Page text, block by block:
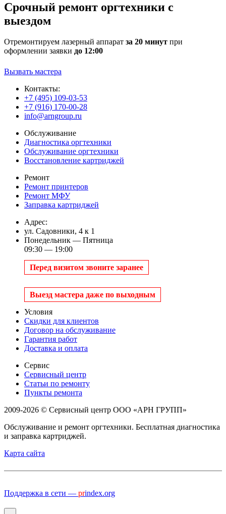
Срочный ремонт оргтехники с
выездом
Отремонтируем лазерный аппарат за 20 минут при
оформлении заявки до 12:00
Вызвать мастера
Контакты:
+7 (495) 109-03-53
+7 (916) 170-00-28
info@arngroup.ru
Обслуживание
Диагностика оргтехники
Обслуживание оргтехники
Восстановление картриджей
Ремонт
Ремонт принтеров
Ремонт МФУ
Заправка картриджей
Адрес:
ул. Садовники, 4 к 1
Понедельник — Пятница
09:30 — 19:00
Перед визитом звоните заранее
Выезд мастера даже по выходным
Условия
Скидки для клиентов
Договор на обслуживание
Гарантия работ
Доставка и оплата
Сервис
Сервисный центр
Статьи по ремонту
Пункты ремонта
2009-2026 © Сервисный центр ООО «АРН ГРУПП»
Обслуживание и ремонт оргтехники. Бесплатная диагностика
и заправка картриджей.
Карта сайта
Поддержка в сети — prindex.org